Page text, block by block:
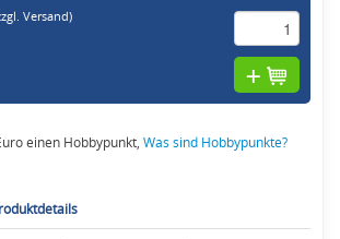
Versand)
einen Hobbypunkt,Was sind Hobbypunkte?